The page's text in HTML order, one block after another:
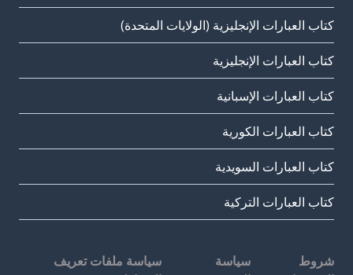
كتاب العبارات الإنجليزية (الولايات المتحدة)
كتاب العبارات الإنجليزية
كتاب العبارات الإسبانية
كتاب العبارات الكورية
كتاب العبارات السويدية
كتاب العبارات التركية
شروط
سياسة
سياسة ملفات تعريف